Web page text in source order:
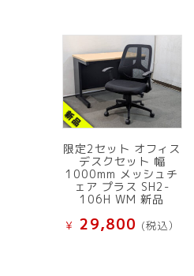
限定2セット オフィス
デスクセット 幅
1000mm メッシュチ
ェア プラス SH2-
106H WM 新品
¥ 29,800 (税込）